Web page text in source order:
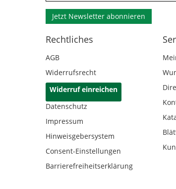
Jetzt Newsletter abonnieren
Rechtliches
AGB
Widerrufsrecht
Widerruf einreichen
Datenschutz
Impressum
Hinweisgebersystem
Consent-Einstellungen
Barrierefreiheitserklärung